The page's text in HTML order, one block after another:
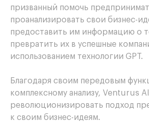
призванный помочь
проанализировать свои бизнес-
предоставить им информацию о
превратить их в успешные
использованием технологии GPT.
Благодаря своим передовым
комплексному анализу, Venturus
революционизировать подход
к своим бизнес-идеям.